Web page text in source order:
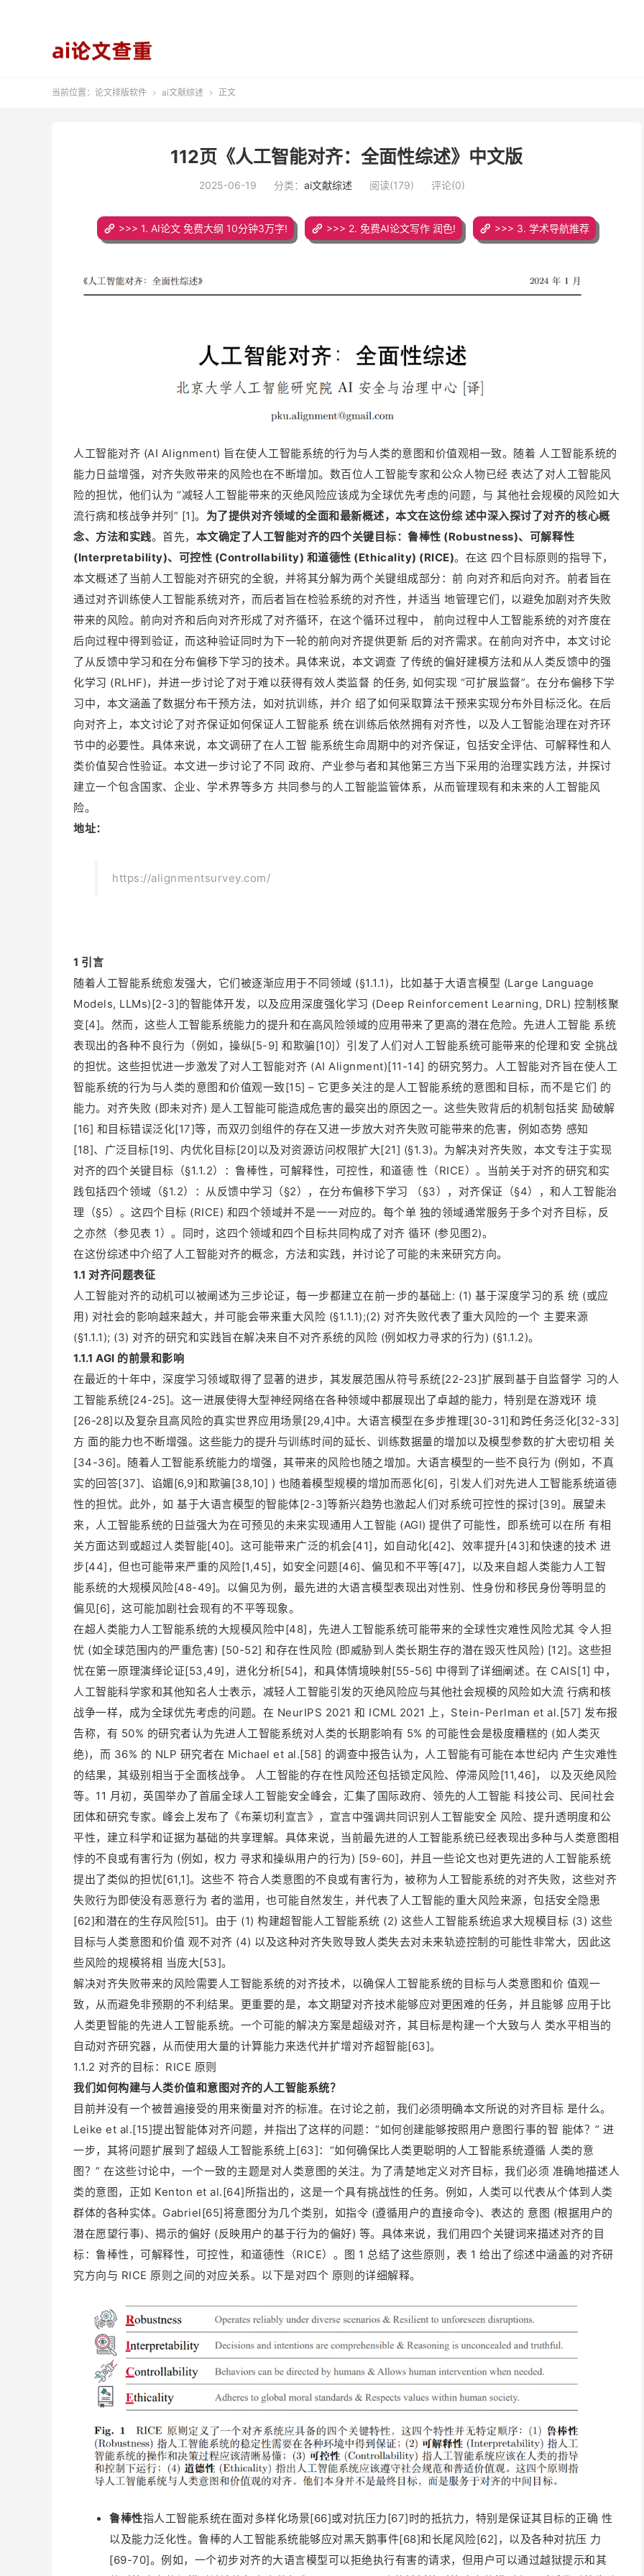
当前位置： 论文排版软件  ai文献综述  正文
112页《人工智能对齐：全面性综述》中文版
2025-06-19 分类： ai文献综述 阅读(179) 评论(0)
>>> 1. AI论文 免费大纲 10分钟3万字! >>> 2. 免费AI论文写作 润色! >>> 3. 学术导航推荐
人工智能对齐 (AI Alignment) 旨在使人工智能系统的行为与人类的意图和价值观相一致。随着 人工智能系统的
能力日益增强，对齐失败带来的风险也在不断增加。数百位人工智能专家和公众人物已经 表达了对人工智能风
险的担忧，他们认为 “减轻人工智能带来的灭绝风险应该成为全球优先考虑的问题，与 其他社会规模的风险如大
流行病和核战争并列” [1]。 为了提供对齐领域的全面和最新概述，本文在这份综 述中深入探讨了对齐的核心概
念、方法和实践。首先， 本文确定了人工智能对齐的四个关键目标：鲁棒性 (Robustness)、可解释性
(Interpretability)、可控性 (Controllability) 和道德性 (Ethicality) (RICE)。在这 四个目标原则的指导下，
本文概述了当前人工智能对齐研究的全貌，并将其分解为两个关键组成部分：前 向对齐和后向对齐。前者旨在
通过对齐训练使人工智能系统对齐，而后者旨在检验系统的对齐性，并适当 地管理它们，以避免加剧对齐失败
带来的风险。前向对齐和后向对齐形成了对齐循环，在这个循环过程中， 前向过程中人工智能系统的对齐度在
后向过程中得到验证，而这种验证同时为下一轮的前向对齐提供更新 后的对齐需求。在前向对齐中，本文讨论
了从反馈中学习和在分布偏移下学习的技术。具体来说，本文调查 了传统的偏好建模方法和从人类反馈中的强
化学习 (RLHF)，并进一步讨论了对于难以获得有效人类监督 的任务, 如何实现 “可扩展监督”。在分布偏移下学
习中，本文涵盖了数据分布干预方法，如对抗训练，并介 绍了如何采取算法干预来实现分布外目标泛化。在后
向对齐上，本文讨论了对齐保证如何保证人工智能系 统在训练后依然拥有对齐性，以及人工智能治理在对齐环
节中的必要性。具体来说，本文调研了在人工智 能系统生命周期中的对齐保证，包括安全评估、可解释性和人
类价值契合性验证。本文进一步讨论了不同 政府、产业参与者和其他第三方当下采用的治理实践方法，并探讨
建立一个包含国家、企业、学术界等多方 共同参与的人工智能监管体系，从而管理现有和未来的人工智能风
险。
地址：
https://alignmentsurvey.com/
1 引言
随着人工智能系统愈发强大，它们被逐渐应用于不同领域 (§1.1.1)，比如基于大语言模型 (Large Language
Models, LLMs)[2-3]的智能体开发，以及应用深度强化学习 (Deep Reinforcement Learning, DRL) 控制核聚
变[4]。然而，这些人工智能系统能力的提升和在高风险领域的应用带来了更高的潜在危险。先进人工智能 系统
表现出的各种不良行为（例如，操纵[5-9] 和欺骗[10]）引发了人们对人工智能系统可能带来的伦理和安 全挑战
的担忧。这些担忧进一步激发了对人工智能对齐 (AI Alignment)[11-14] 的研究努力。人工智能对齐旨在使人工
智能系统的行为与人类的意图和价值观一致[15] – 它更多关注的是人工智能系统的意图和目标，而不是它们 的
能力。对齐失败 (即未对齐) 是人工智能可能造成危害的最突出的原因之一。这些失败背后的机制包括奖 励破解
[16] 和目标错误泛化[17]等，而双刃剑组件的存在又进一步放大对齐失败可能带来的危害，例如态势 感知
[18]、广泛目标[19]、内优化目标[20]以及对资源访问权限扩大[21] (§1.3)。为解决对齐失败，本文专注于实现
对齐的四个关键目标（§1.1.2）：鲁棒性，可解释性，可控性，和道德 性（RICE）。当前关于对齐的研究和实
践包括四个领域（§1.2）：从反馈中学习（§2），在分布偏移下学习 （§3），对齐保证（§4），和人工智能治
理（§5）。这四个目标 (RICE) 和四个领域并不是一一对应的。每个单 独的领域通常服务于多个对齐目标，反
之亦然（参见表 1）。同时，这四个领域和四个目标共同构成了对齐 循环 (参见图2)。
在这份综述中介绍了人工智能对齐的概念，方法和实践，并讨论了可能的未来研究方向。
1.1 对齐问题表征
人工智能对齐的动机可以被阐述为三步论证，每一步都建立在前一步的基础上: (1) 基于深度学习的系 统 (或应
用) 对社会的影响越来越大，并可能会带来重大风险 (§1.1.1);(2) 对齐失败代表了重大风险的一个 主要来源
(§1.1.1); (3) 对齐的研究和实践旨在解决来自不对齐系统的风险 (例如权力寻求的行为) (§1.1.2)。
1.1.1 AGI 的前景和影响
在最近的十年中，深度学习领域取得了显著的进步，其发展范围从符号系统[22-23]扩展到基于自监督学 习的人
工智能系统[24-25]。这一进展使得大型神经网络在各种领域中都展现出了卓越的能力，特别是在游戏环 境
[26-28]以及复杂且高风险的真实世界应用场景[29,4]中。大语言模型在多步推理[30-31]和跨任务泛化[32-33]
方 面的能力也不断增强。这些能力的提升与训练时间的延长、训练数据量的增加以及模型参数的扩大密切相 关
[34-36]。随着人工智能系统能力的增强，其带来的风险也随之增加。大语言模型的一些不良行为 (例如，不真
实的回答[37]、谄媚[6,9]和欺骗[38,10] ) 也随着模型规模的增加而恶化[6]，引发人们对先进人工智能系统道德
性的担忧。此外，如 基于大语言模型的智能体[2-3]等新兴趋势也激起人们对系统可控性的探讨[39]。展望未
来，人工智能系统的日益强大为在可预见的未来实现通用人工智能 (AGI) 提供了可能性，即系统可以在所 有相
关方面达到或超过人类智能[40]。这可能带来广泛的机会[41]，如自动化[42]、效率提升[43]和快速的技术 进
步[44]，但也可能带来严重的风险[1,45]，如安全问题[46]、偏见和不平等[47]，以及来自超人类能力人工智
能系统的大规模风险[48-49]。以偏见为例，最先进的大语言模型表现出对性别、性身份和移民身份等明显的
偏见[6]，这可能加剧社会现有的不平等现象。
在超人类能力人工智能系统的大规模风险中[48]，先进人工智能系统可能带来的全球性灾难性风险尤其 令人担
忧 (如全球范围内的严重危害) [50-52] 和存在性风险 (即威胁到人类长期生存的潜在毁灭性风险) [12]。这些担
忧在第一原理演绎论证[53,49]，进化分析[54]，和具体情境映射[55-56] 中得到了详细阐述。在 CAIS[1] 中，
人工智能科学家和其他知名人士表示，减轻人工智能引发的灭绝风险应与其他社会规模的风险如大流 行病和核
战争一样，成为全球优先考虑的问题。在 NeurIPS 2021 和 ICML 2021 上，Stein-Perlman et al.[57] 发布报
告称，有 50% 的研究者认为先进人工智能系统对人类的长期影响有 5% 的可能性会是极度糟糕的 (如人类灭
绝)，而 36% 的 NLP 研究者在 Michael et al.[58] 的调查中报告认为，人工智能有可能在本世纪内 产生灾难性
的结果，其级别相当于全面核战争。 人工智能的存在性风险还包括锁定风险、停滞风险[11,46]， 以及灭绝风险
等。11 月初，英国举办了首届全球人工智能安全峰会，汇集了国际政府、领先的人工智能 科技公司、民间社会
团体和研究专家。峰会上发布了《布莱切利宣言》，宣言中强调共同识别人工智能安全 风险、提升透明度和公
平性，建立科学和证据为基础的共享理解。具体来说，当前最先进的人工智能系统已经表现出多种与人类意图相
悖的不良或有害行为 (例如，权力 寻求和操纵用户的行为) [59-60]，并且一些论文也对更先进的人工智能系统
提出了类似的担忧[61,1]。这些不 符合人类意图的不良或有害行为，被称为人工智能系统的对齐失败，这些对齐
失败行为即使没有恶意行为 者的滥用，也可能自然发生，并代表了人工智能的重大风险来源，包括安全隐患
[62]和潜在的生存风险[51]。由于 (1) 构建超智能人工智能系统 (2) 这些人工智能系统追求大规模目标 (3) 这些
目标与人类意图和价值 观不对齐 (4) 以及这种对齐失败导致人类失去对未来轨迹控制的可能性非常大，因此这
些风险的规模将相 当庞大[53]。
解决对齐失败带来的风险需要人工智能系统的对齐技术，以确保人工智能系统的目标与人类意图和价 值观一
致，从而避免非预期的不利结果。更重要的是，本文期望对齐技术能够应对更困难的任务，并且能够 应用于比
人类更智能的先进人工智能系统。一个可能的解决方案是超级对齐，其目标是构建一个大致与人 类水平相当的
自动对齐研究器，从而使用大量的计算能力来迭代并扩增对齐超智能[63]。
1.1.2 对齐的目标：RICE 原则
我们如何构建与人类价值和意图对齐的人工智能系统？
目前并没有一个被普遍接受的用来衡量对齐的标准。在讨论之前，我们必须明确本文所说的对齐目标 是什么。
Leike et al.[15]提出智能体对齐问题，并指出了这样的问题：“如何创建能够按照用户意图行事的智 能体？” 进
一步，其将问题扩展到了超级人工智能系统上[63]：“如何确保比人类更聪明的人工智能系统遵循 人类的意
图？” 在这些讨论中，一个一致的主题是对人类意图的关注。为了清楚地定义对齐目标，我们必须 准确地描述人
类的意图，正如 Kenton et al.[64]所指出的，这是一个具有挑战性的任务。例如，人类可以代表从个体到人类
群体的各种实体。Gabriel[65]将意图分为几个类别，如指令 (遵循用户的直接命令)、表达的 意图 (根据用户的
潜在愿望行事)、揭示的偏好 (反映用户的基于行为的偏好) 等。具体来说，我们用四个关键词来描述对齐的目
标：鲁棒性，可解释性，可控性，和道德性（RICE）。图 1 总结了这些原则，表 1 给出了综述中涵盖的对齐研
究方向与 RICE 原则之间的对应关系。以下是对四个 原则的详细解释。
鲁棒性指人工智能系统在面对多样化场景[66]或对抗压力[67]时的抵抗力，特别是保证其目标的正确 性
以及能力泛化性。鲁棒的人工智能系统能够应对黑天鹅事件[68]和长尾风险[62]，以及各种对抗压 力
[69-70]。例如，一个初步对齐的大语言模型可以拒绝执行有害的请求，但用户可以通过越狱提示和其